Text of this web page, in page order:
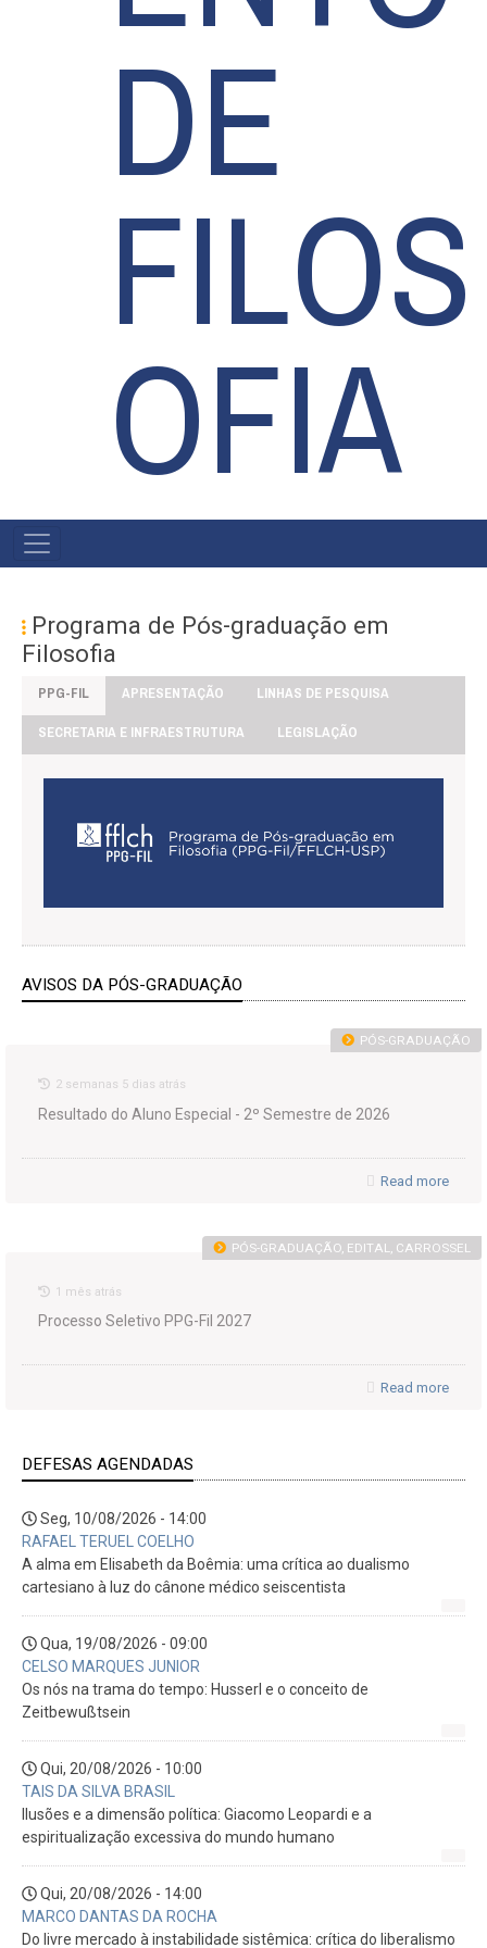
DE
FILOS
OFIA
#MENU
Programa de Pós-graduação em
Filosofia
PPG-FIL APRESENTAÇÃO
LINHAS DE PESQUISA
SECRETARIA E INFRAESTRUTURA
LEGISLAÇÃO
AVISOS DA PÓS-GRADUAÇÃO
PÓS-GRADUAÇÃO
2 semanas 5 dias atrás
Resultado do Aluno Especial - 2º Semestre de 2026
Read more
PÓS-GRADUAÇÃO, EDITAL, CARROSSEL
1 mês atrás
Processo Seletivo PPG-Fil 2027
Read more
DEFESAS AGENDADAS
Seg, 10/08/2026 - 14:00
RAFAEL TERUEL COELHO
A alma em Elisabeth da Boêmia: uma crítica ao dualismo
cartesiano à luz do cânone médico seiscentista
Qua, 19/08/2026 - 09:00
CELSO MARQUES JUNIOR
Os nós na trama do tempo: Husserl e o conceito de
Zeitbewußtsein
Qui, 20/08/2026 - 10:00
TAIS DA SILVA BRASIL
Ilusões e a dimensão política: Giacomo Leopardi e a
espiritualização excessiva do mundo humano
Qui, 20/08/2026 - 14:00
MARCO DANTAS DA ROCHA
Do livre mercado à instabilidade sistêmica: crítica do liberalismo